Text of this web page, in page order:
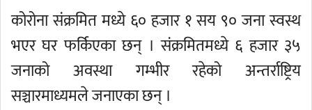
कोरोना संक्रमित मध्ये ६० हजार १ सय ९० जना स्वस्थ
भएर घर फर्किएका छन् । संक्रमितमध्ये ६ हजार ३५
जनाको अवस्था गम्भीर रहेको अन्तर्राष्ट्रिय
सञ्चारमाध्यमले जनाएका छन् ।